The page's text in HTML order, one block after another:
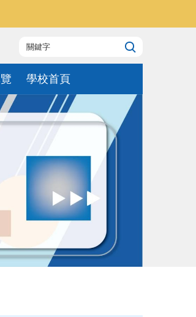
學校首頁